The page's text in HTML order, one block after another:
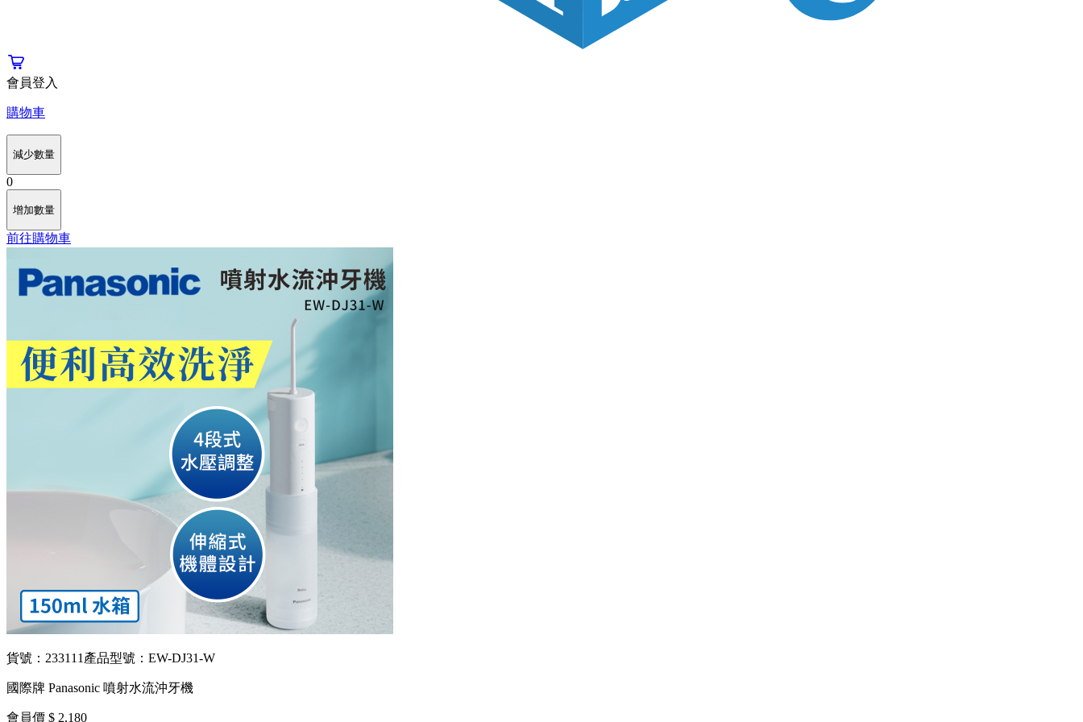
會員登入
購物車
減少數量
0
增加數量
前往購物車
貨號：233111 產品型號：EW-DJ31-W
國際牌 Panasonic 噴射水流沖牙機
會員價 $ 2,180